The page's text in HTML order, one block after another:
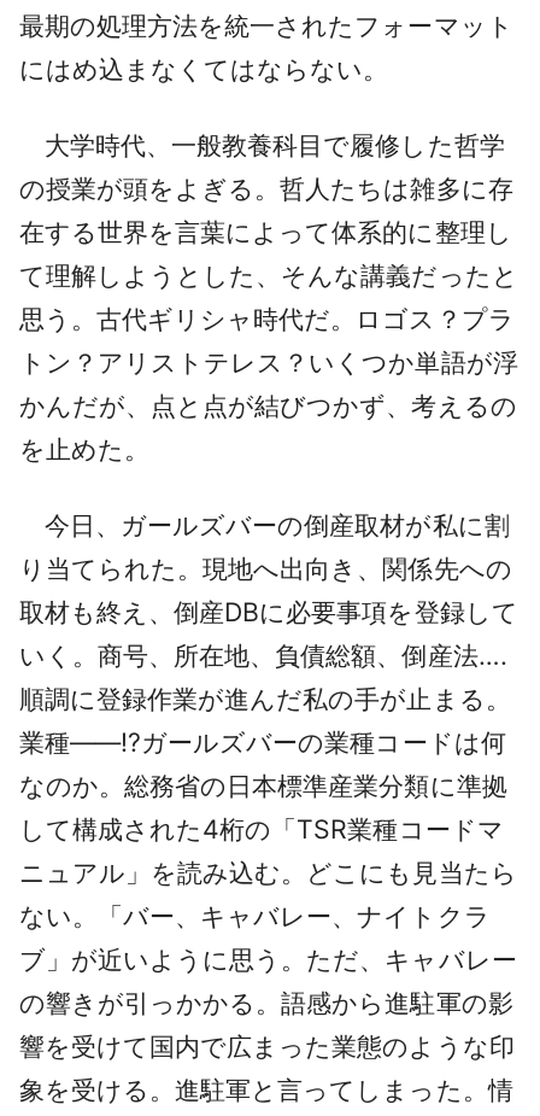
最期の処理方法を統一されたフォーマット
にはめ込まなくてはならない。
大学時代、一般教養科目で履修した哲学
の授業が頭をよぎる。哲人たちは雑多に存
在する世界を言葉によって体系的に整理し
て理解しようとした、そんな講義だったと
思う。古代ギリシャ時代だ。ロゴス？プラ
トン？アリストテレス？いくつか単語が浮
かんだが、点と点が結びつかず、考えるの
を止めた。
今日、ガールズバーの倒産取材が私に割
り当てられた。現地へ出向き、関係先への
取材も終え、倒産DBに必要事項を登録して
いく。商号、所在地、負債総額、倒産法….
順調に登録作業が進んだ私の手が止まる。
業種――!?ガールズバーの業種コードは何
なのか。総務省の日本標準産業分類に準拠
して構成された4桁の「TSR業種コードマ
ニュアル」を読み込む。どこにも見当たら
ない。「バー、キャバレー、ナイトクラ
ブ」が近いように思う。ただ、キャバレー
の響きが引っかかる。語感から進駐軍の影
響を受けて国内で広まった業態のような印
象を受ける。進駐軍と言ってしまった。情